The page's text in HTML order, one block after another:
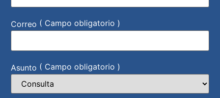
Correo ( Campo obligatorio )
Asunto ( Campo obligatorio )